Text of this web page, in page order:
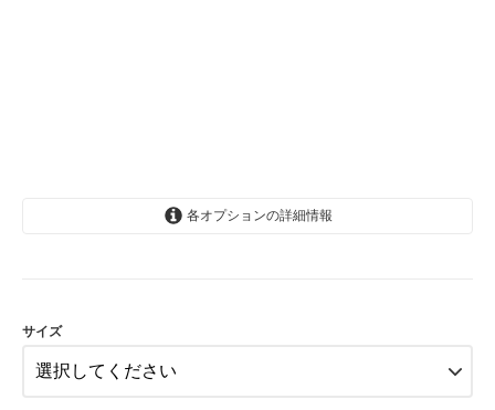
各オプションの詳細情報
サイズ